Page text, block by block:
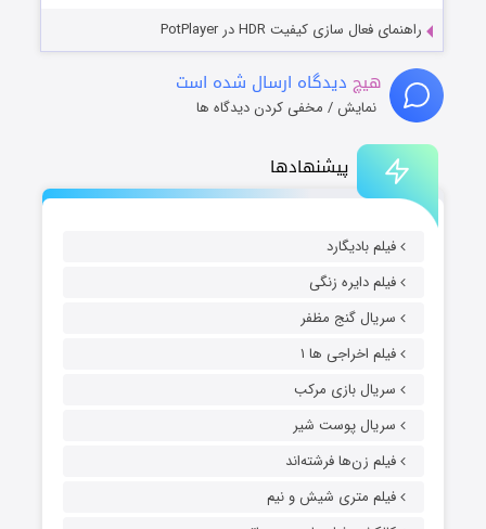
پیشنهادها
فیلم بادیگارد
فیلم دایره زنگی
سریال گنج مظفر
فیلم اخراجی ها ۱
سریال بازی مرکب
سریال پوست شیر
فیلم زن‌ها فرشته‌اند
فیلم متری شیش و نیم
راهنمای فعال سازی کیفیت HDR در PotPlayer
هیچ دیدگاه ارسال شده است
نمایش / مخفی کردن دیدگاه ها